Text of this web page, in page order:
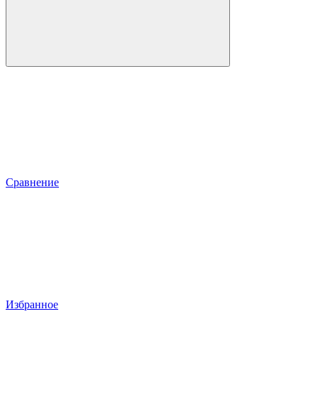
Сравнение
Избранное